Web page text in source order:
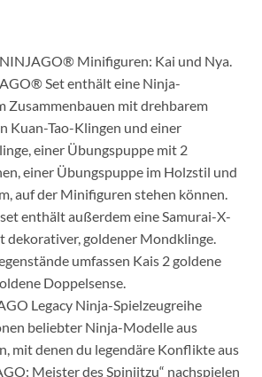
Minifiguren: Kai und Nya.
Set enthält eine Ninja-
Zusammenbauen mit drehbarem
Kuan-Tao-Klingen und einer
einer Übungspuppe mit 2
einer Übungspuppe im Holzstil und
auf der Minifiguren stehen können.
enthält außerdem eine Samurai-X-
dekorativer, goldener Mondklinge.
umfassen Kais 2 goldene
Doppelsense.
Legacy Ninja-Spielzeugreihe
beliebter Ninja-Modelle aus
mit denen du legendäre Konflikte aus
Meister des Spinjitzu“ nachspielen